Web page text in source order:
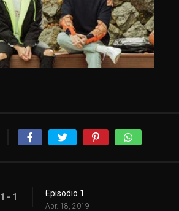
1 - 1 Episodio 1
Apr. 18, 2019